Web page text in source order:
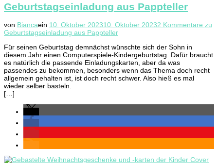
Geburtstagseinladung aus Pappteller
von Biancaein 10. Oktober 202310. Oktober 20232 Kommentare zu
Geburtstagseinladung aus Pappteller
Für seinen Geburtstag demnächst wünschte sich der Sohn in
diesem Jahr einen Computerspiele-Kindergeburtstag. Dafür braucht
es natürlich die passende Einladungskarten, aber da was
passendes zu bekommen, besonders wenn das Thema doch recht
allgemein gehalten ist, ist doch recht schwer. Also hieß es mal
wieder selber basteln.
[…]